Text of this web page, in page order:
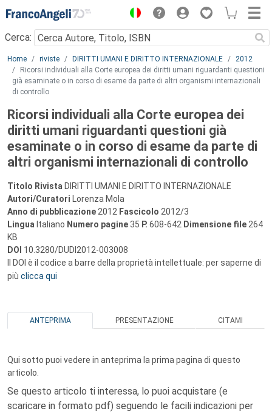
Menu
Cerca:
Main content
Home riviste DIRITTI UMANI E DIRITTO INTERNAZIONALE
2012
Ricorsi individuali alla Corte europea dei diritti umani riguardanti questioni
già esaminate o in corso di esame da parte di altri organismi internazionali
di controllo
Ricorsi individuali alla Corte europea dei
diritti umani riguardanti questioni già
esaminate o in corso di esame da parte di
altri organismi internazionali di controllo
Titolo Rivista DIRITTI UMANI E DIRITTO INTERNAZIONALE
Autori/Curatori Lorenza Mola
Anno di pubblicazione 2012 Fascicolo 2012/3
Lingua Italiano Numero pagine 35 P. 608-642 Dimensione file 264
KB
DOI 10.3280/DUDI2012-003008
Il DOI è il codice a barre della proprietà intellettuale: per saperne di
più clicca qui
ANTEPRIMA PRESENTAZIONE CITAMI
Qui sotto puoi vedere in anteprima la prima pagina di questo
articolo.
Se questo articolo ti interessa, lo puoi acquistare (e
scaricare in formato pdf) seguendo le facili indicazioni per